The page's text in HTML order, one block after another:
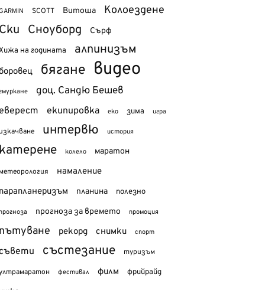
SCOTT Витоша Колоездене
Сноуборд Сърф
на годината алпинизъм
бягане видео
доц. Сандю Бешев
екипировка еко зима игра
интервю история
колело маратон
намаление
планина полезно
прогноза за времето промоция
рекорд снимки спорт
състезание туризъм
фестивал филм фрийрайд